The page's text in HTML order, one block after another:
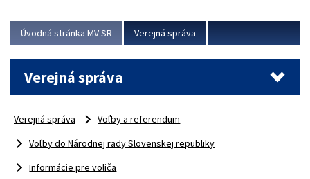
Úvodná stránka MV SR Verejná správa
Verejná správa
Verejná správa
Voľby a referendum
Voľby do Národnej rady Slovenskej republiky
Informácie pre voliča